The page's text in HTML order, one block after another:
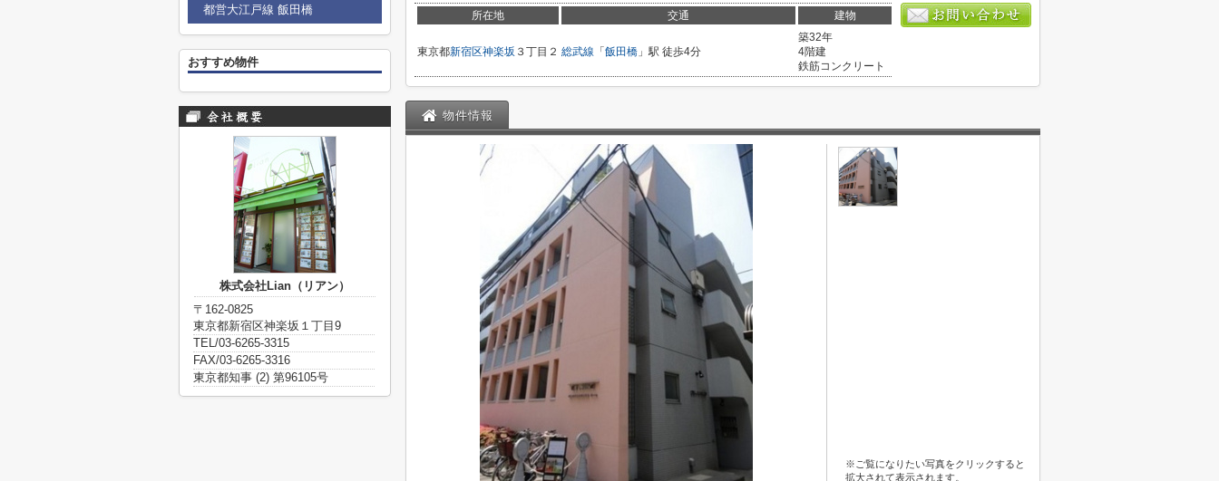
所在地 交通 建物
東京都新宿区神楽坂 ３丁目２ 総武線 「 飯田橋 」駅 徒歩4分
築32年
4階建
鉄筋コンクリート
物件情報
※ご覧になりたい写真をクリックすると
拡大されて表示されます。
都営大江戸線 飯田橋
おすすめ物件
株式会社Lian（リアン）
〒162-0825
東京都新宿区神楽坂１丁目9
TEL/03-6265-3315
FAX/03-6265-3316
東京都知事 (2) 第96105号